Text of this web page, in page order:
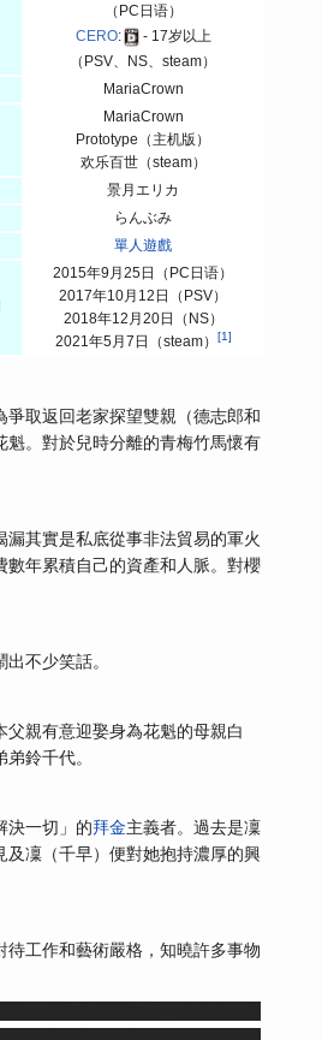
（PC日语）
CERO:
- 17岁以上
（PSV、NS、steam）
MariaCrown
MariaCrown
Prototype（主机版）
欢乐百世（steam）
景月エリカ
らんぶみ
單人遊戲
2015年9月25日（PC日语）
2017年10月12日（PSV）
2018年12月20日（NS）
2021年5月7日（steam）
[1]
爭取返回老家探望雙親（德志郎和
。對於兒時分離的青梅竹馬懷有
漏其實是私底從事非法貿易的軍火
數年累積自己的資產和人脈。對櫻
不少笑話。
親有意迎娶身為花魁的母親白
鈴千代。
決一切」的拜金主義者。過去是凜
及凜（千早）便對她抱持濃厚的興
工作和藝術嚴格，知曉許多事物